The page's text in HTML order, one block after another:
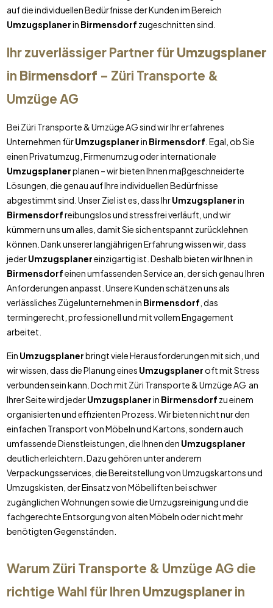
auf die individuellen Bedürfnisse der Kunden im Bereich
Umzugsplanerin Birmensdorf zugeschnitten sind.
Ihr zuverlässiger Partner fürUmzugsplaner
in Birmensdorf – Züri Transporte &
Umzüge AG
Bei Züri Transporte & Umzüge AG sind wir Ihr erfahrenes
Unternehmen fürUmzugsplanerin Birmensdorf . Egal, ob Sie
einen Privatumzug, Firmenumzug oder internationale
Umzugsplanerplanen – wir bieten Ihnen maßgeschneiderte
Lösungen, die genau auf Ihre individuellen Bedürfnisse
abgestimmt sind. Unser Ziel ist es, dass IhrUmzugsplanerin
Birmensdorfreibungslos und stressfrei verläuft, und wir
kümmern uns um alles, damit Sie sich entspannt zurücklehnen
können. Dank unserer langjährigen Erfahrung wissen wir, dass
jederUmzugsplanereinzigartig ist. Deshalb bieten wir Ihnen in
Birmensdorfeinen umfassenden Service an, der sich genau Ihren
Anforderungen anpasst. Unsere Kunden schätzen uns als
verlässliches Zügelunternehmen in Birmensdorf , das
termingerecht, professionell und mit vollem Engagement
arbeitet.
Ein Umzugsplanerbringt viele Herausforderungen mit sich, und
wir wissen, dass die Planung eines Umzugsplaneroft mit Stress
verbunden sein kann. Doch mit Züri Transporte & Umzüge AG an
Ihrer Seite wird jederUmzugsplanerin Birmensdorf zu einem
organisierten und effizienten Prozess. Wir bieten nicht nur den
einfachen Transport von Möbeln und Kartons, sondern auch
umfassende Dienstleistungen, die Ihnen den Umzugsplaner
deutlich erleichtern. Dazu gehören unter anderem
Verpackungsservices, die Bereitstellung von Umzugskartons und
Umzugskisten, der Einsatz von Möbelliften bei schwer
zugänglichen Wohnungen sowie die Umzugsreinigung und die
fachgerechte Entsorgung von alten Möbeln oder nicht mehr
benötigten Gegenständen.
Warum Züri Transporte & Umzüge AG die
richtige Wahl für Ihren Umzugsplanerin